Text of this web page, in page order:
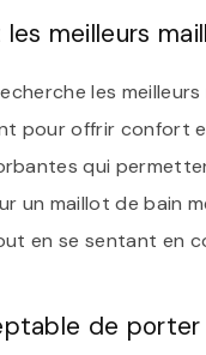
les meilleurs
les
pour offrir confort
qui
un maillot de bain
en se sentant en
de porter